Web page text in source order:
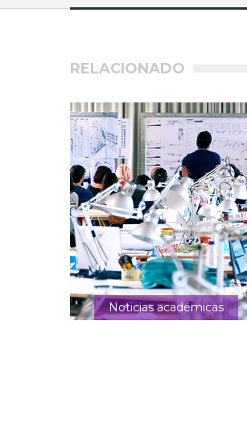
principales
RELACIONADO
Noticias académicas